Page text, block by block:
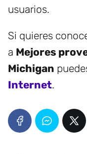
usuarios.
Si quieres
a Mejores
Michigan
Internet.